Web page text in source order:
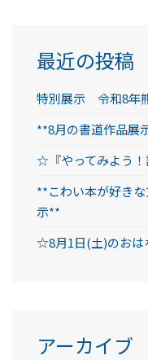
最近の投稿
特別展示 令和8年
**8月の書道作品展
☆『やってみよう
**こわい本が好き
示**
☆8月1日(土)のお
アーカイブ